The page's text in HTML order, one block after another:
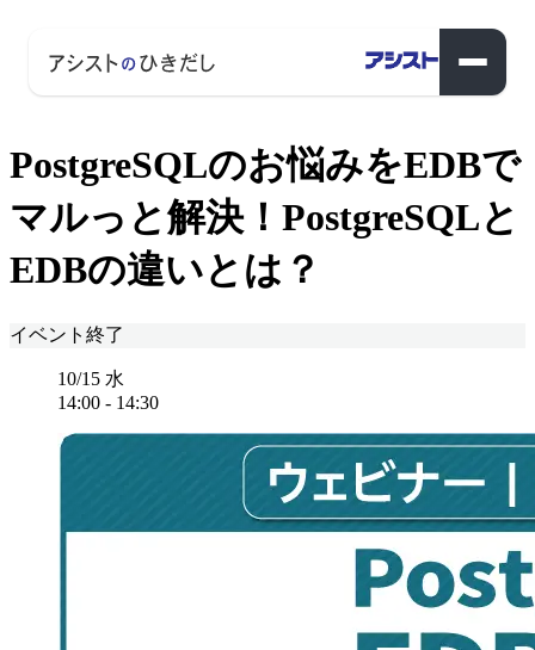
PostgreSQLのお悩みをEDBで
マルっと解決！PostgreSQLと
EDBの違いとは？
イベント終了
10/15 水
14:00 - 14:30